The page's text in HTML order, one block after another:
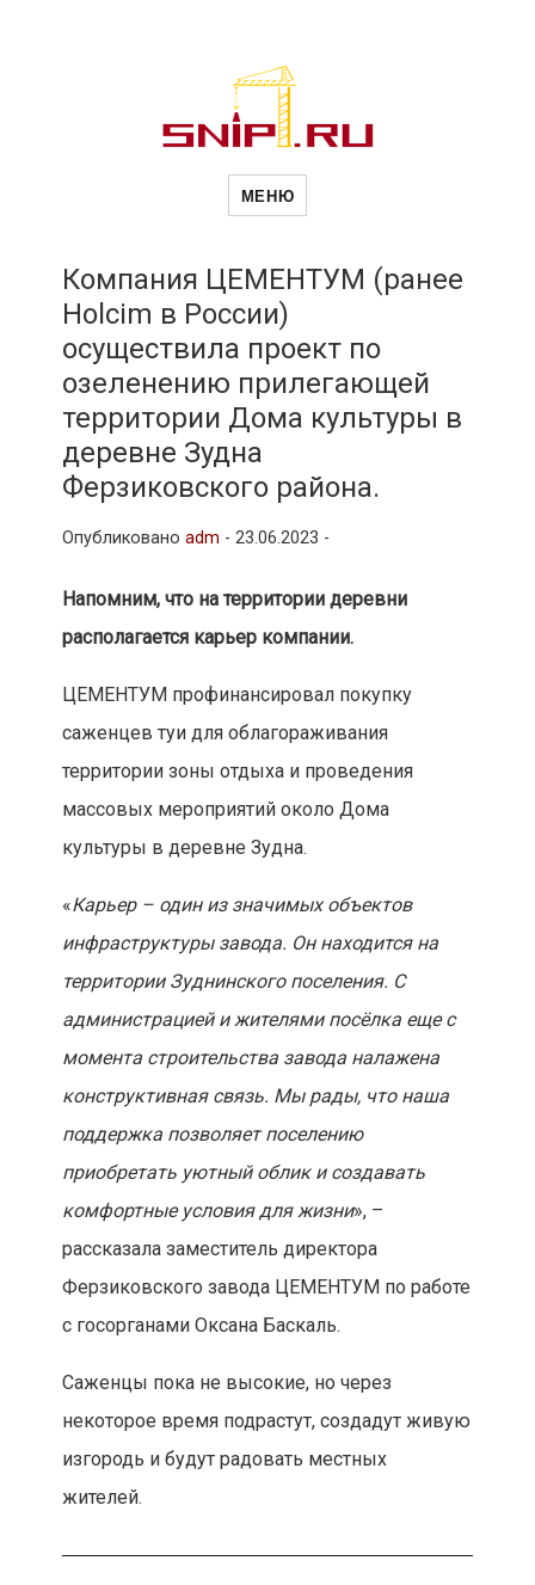
Новости
и
другие связанные со стройкой
рубрики
МЕНЮ
Компания ЦЕМЕНТУМ (ранее
Holcim в России)
осуществила проект по
озеленению прилегающей
территории Дома культуры в
деревне Зудна
Ферзиковского района.
Опубликовано adm - 23.06.2023 -
Напомним, что на территории деревни
располагается карьер компании.
ЦЕМЕНТУМ профинансировал покупку
саженцев туи для облагораживания
территории зоны отдыха и проведения
массовых мероприятий около Дома
культуры в деревне Зудна.
«Карьер – один из значимых объектов
инфраструктуры завода. Он находится на
территории Зуднинского поселения. С
администрацией и жителями посёлка еще с
момента строительства завода налажена
конструктивная связь. Мы рады, что наша
поддержка позволяет поселению
приобретать уютный облик и создавать
комфортные условия для жизни», –
рассказала заместитель директора
Ферзиковского завода ЦЕМЕНТУМ по работе
с госорганами Оксана Баскаль.
Саженцы пока не высокие, но через
некоторое время подрастут, создадут живую
изгородь и будут радовать местных
жителей.